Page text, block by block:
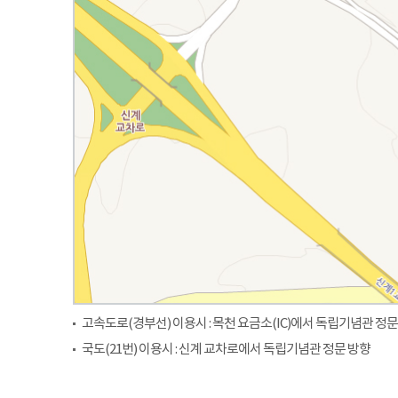
고속도로(경부선) 이용시 : 목천 요금소(IC)에서 독립기념관 정
국도(21번) 이용시 : 신계 교차로에서 독립기념관 정문 방향